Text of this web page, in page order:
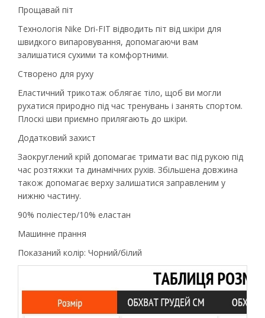
Прощавай піт
Технологія Nike Dri-FIT відводить піт від шкіри для
швидкого випаровування, допомагаючи вам
залишатися сухими та комфортними.
Створено для руху
Еластичний трикотаж облягає тіло, щоб ви могли
рухатися природно під час тренувань і занять спортом.
Плоскі шви приємно прилягають до шкіри.
Додатковий захист
Заокруглений крій допомагає тримати вас під рукою під
час розтяжки та динамічних рухів. Збільшена довжина
також допомагає верху залишатися заправленим у
нижню частину.
90% поліестер/10% еластан
Машинне прання
Показаний колір: Чорний/білий